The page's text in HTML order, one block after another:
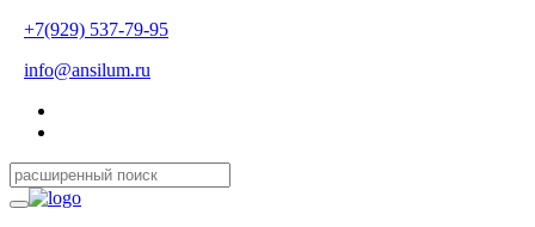
+7(929) 537-79-95
info@ansilum.ru